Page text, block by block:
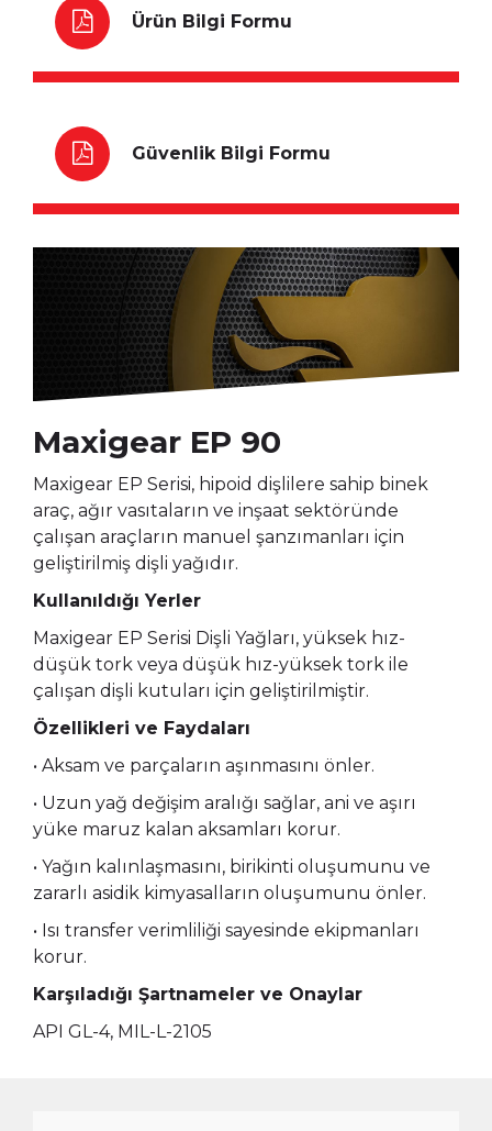
Ürün Bilgi Formu
Güvenlik Bilgi Formu
Maxigear EP 90
Maxigear EP Serisi, hipoid dişlilere sahip binek
araç, ağır vasıtaların ve inşaat sektöründe
çalışan araçların manuel şanzımanları için
geliştirilmiş dişli yağıdır.
Kullanıldığı Yerler
Maxigear EP Serisi Dişli Yağları, yüksek hız-
düşük tork veya düşük hız-yüksek tork ile
çalışan dişli kutuları için geliştirilmiştir.
Özellikleri ve Faydaları
• Aksam ve parçaların aşınmasını önler.
• Uzun yağ değişim aralığı sağlar, ani ve aşırı
yüke maruz kalan aksamları korur.
• Yağın kalınlaşmasını, birikinti oluşumunu ve
zararlı asidik kimyasalların oluşumunu önler.
• Isı transfer verimliliği sayesinde ekipmanları
korur.
Karşıladığı Şartnameler ve Onaylar
API GL-4, MIL-L-2105